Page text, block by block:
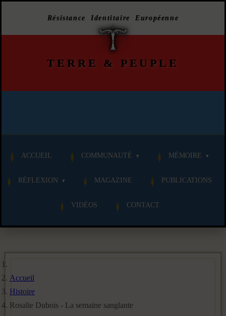
Résistance Identitaire Européenne
TERRE & PEUPLE
ACCUEIL COMMUNAUTÉ MÉMOIRE
RÉFLEXION MAGAZINE PUBLICATIONS
VIDÉOS CONTACT
Accueil
Histoire
Rosalie Dubois - La semaine sanglante